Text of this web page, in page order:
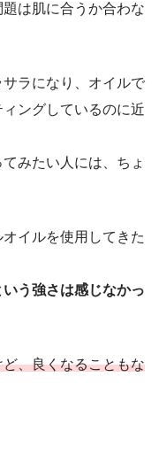
は肌に合うか合わな
ラになり、オイルで
ングしているのに近
みたい人には、ちょ
イルを使用してきた
う強さは感じなかっ
、良くなることもな